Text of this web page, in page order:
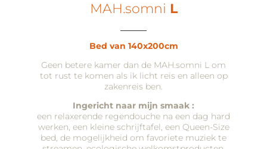
MAH.somni L
Bed van 140x200cm
Geen betere kamer dan de MAH.somni L om
tot rust te komen als ik licht reis en alleen op
zakenreis ben.
Ingericht naar mijn smaak :
een relaxerende regendouche na een dag hard
werken, een kleine schrijftafel, een Queen-Size
bed, de mogelijkheid om favoriete muziek te